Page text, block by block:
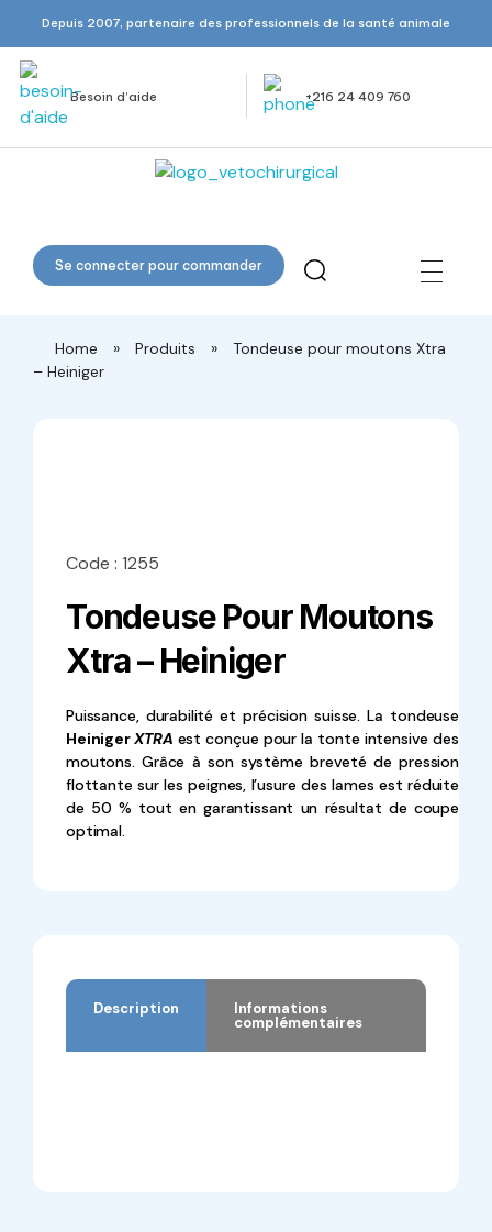
Depuis 2007, partenaire des professionnels de la santé animale
Besoin d’aide +216 24 409 760
Veto Chirurgical
Se connecter pour commander
Home » Produits »
Tondeuse pour moutons Xtra
– Heiniger
Code : 1255
Tondeuse Pour Moutons
Xtra – Heiniger
Puissance, durabilité et précision suisse. La tondeuse
HeinigerXTRA est conçue pour la tonte intensive des
moutons. Grâce à son système breveté de pression
flottante sur les peignes, l’usure des lames est réduite
de 50 % tout en garantissant un résultat de coupe
optimal.
Description Informations
complémentaires